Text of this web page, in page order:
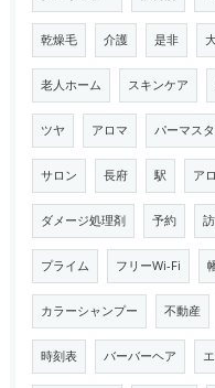
乾燥毛 介護 是非
老人ホーム スキンケア
ツヤ アロマ パーマス
サロン 長府 駅 ア
ダメージ処理剤 予約
プライム フリーWi-Fi
カラーシャンプー 不動産
時刻表 バーバーヘア